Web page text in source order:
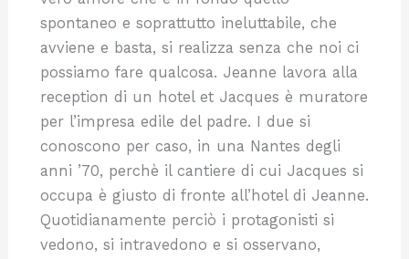
spontaneo e soprattutto ineluttabile, che
avviene e basta, si realizza senza che noi ci
possiamo fare qualcosa. Jeanne lavora alla
reception di un hotel et Jacques è muratore
per l’impresa edile del padre. I due si
conoscono per caso, in una Nantes degli
anni ’70, perchè il cantiere di cui Jacques si
occupa è giusto di fronte all’hotel di Jeanne.
Quotidianamente perciò i protagonisti si
vedono, si intravedono e si osservano,